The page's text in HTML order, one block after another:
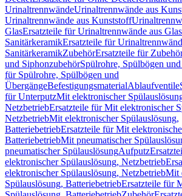
UrinaltrennwändeUrinaltrennwände aus
Urinaltrennwände aus Kunststoff
GlasErsatzteile für Urinaltrennwände aus Glas
SanitärkeramikErsatzteile für
SanitärkeramikZubehörErsatzteile für
und SiphonzubehörSpülrohre, Spülbögen
für Spülrohre, Spülbögen und
ÜbergängeBefestigungsmaterialAblaufventile
für UnterputzMit elektronischer
NetzbetriebErsatzteile für Mit elektronischer
NetzbetriebMit elektronischer Spülauslösung,
BatteriebetriebErsatzteile für Mit
BatteriebetriebMit pneumatischer
pneumatischer SpülauslösungAufputz
elektronischer Spülauslösung, Netzbetrieb
elektronischer Spülauslösung, NetzbetriebMit
Spülauslösung, BatteriebetriebErsatzteile für